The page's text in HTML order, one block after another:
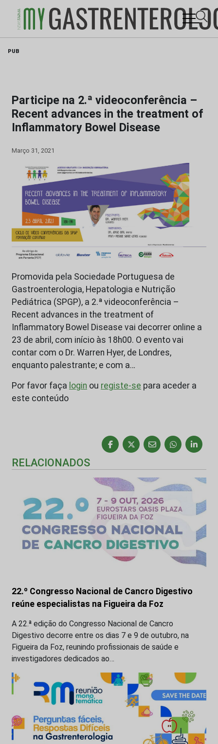
PUB
Participe na 2.ª videoconferência –
Recent advances in the treatment of
Inflammatory Bowel Disease
Março 31, 2021
Promovida pela Sociedade Portuguesa de
Gastroenterologia, Hepatologia e Nutrição
Pediátrica (SPGP), a 2.ª videoconferência –
Recent advances in the treatment of
Inflammatory Bowel Disease vai decorrer online a
23 de abril, com início às 18h00. O evento vai
contar com o Dr. Warren Hyer, de Londres,
enquanto palestrante; e com a…
Por favor faça login ou registe-se para aceder a
este conteúdo
RELACIONADOS
22.º Congresso Nacional de Cancro Digestivo
reúne especialistas na Figueira da Foz
A 22.ª edição do Congresso Nacional de Cancro
Digestivo decorre entre os dias 7 e 9 de outubro, na
Figueira da Foz, reunindo profissionais de saúde e
investigadores dedicados ao…